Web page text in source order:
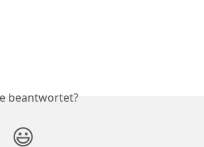
beantwortet?
😃